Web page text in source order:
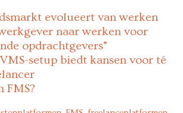
evolueert van werken
naar werken voor
opdrachtgevers”
setup biedt kansen voor té
FMS?